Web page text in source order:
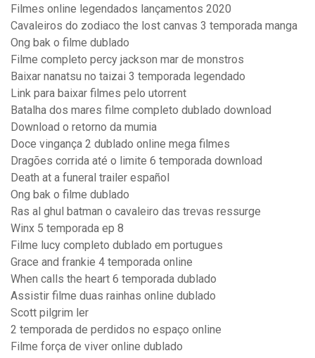
Filmes online legendados lançamentos 2020
Cavaleiros do zodiaco the lost canvas 3 temporada manga
Ong bak o filme dublado
Filme completo percy jackson mar de monstros
Baixar nanatsu no taizai 3 temporada legendado
Link para baixar filmes pelo utorrent
Batalha dos mares filme completo dublado download
Download o retorno da mumia
Doce vingança 2 dublado online mega filmes
Dragões corrida até o limite 6 temporada download
Death at a funeral trailer español
Ong bak o filme dublado
Ras al ghul batman o cavaleiro das trevas ressurge
Winx 5 temporada ep 8
Filme lucy completo dublado em portugues
Grace and frankie 4 temporada online
When calls the heart 6 temporada dublado
Assistir filme duas rainhas online dublado
Scott pilgrim ler
2 temporada de perdidos no espaço online
Filme força de viver online dublado